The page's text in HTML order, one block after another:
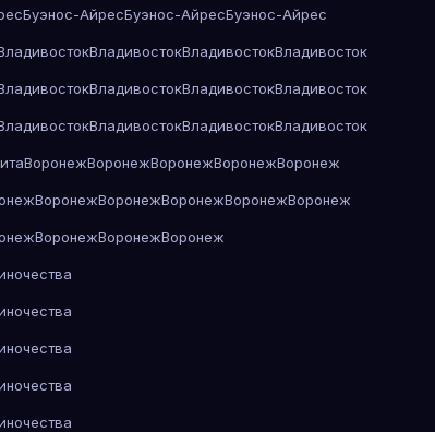
Буэнос-АйресБуэнос-АйресБуэнос-Айрес
ВладивостокВладивостокВладивосток
ВладивостокВладивостокВладивосток
ВладивостокВладивостокВладивосток
ВоронежВоронежВоронежВоронежВоронеж
ВоронежВоронежВоронежВоронежВоронеж
ВоронежВоронежВоронеж